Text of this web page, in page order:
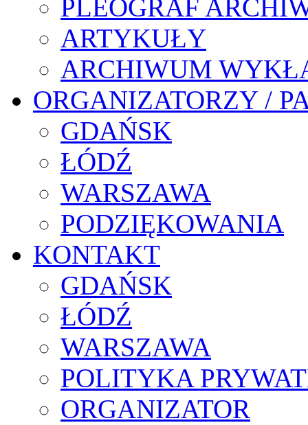
PLEOGRAF
ARTYKUŁY
ARCHIWUM
ORGANIZATORZY /
GDAŃSK
ŁÓDŹ
WARSZAWA
PODZIĘKOWANIA
KONTAKT
GDAŃSK
ŁÓDŹ
WARSZAWA
POLITYKA
ORGANIZATOR